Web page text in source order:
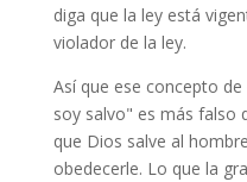
diga que la ley está
violador de la ley.
Así que ese concepto
soy salvo" es más falso
que Dios salve al
obedecerle. Lo que la